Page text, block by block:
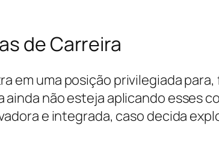
de Carreira
em uma posição privilegiada
não esteja aplicando esses
e integrada, caso decida